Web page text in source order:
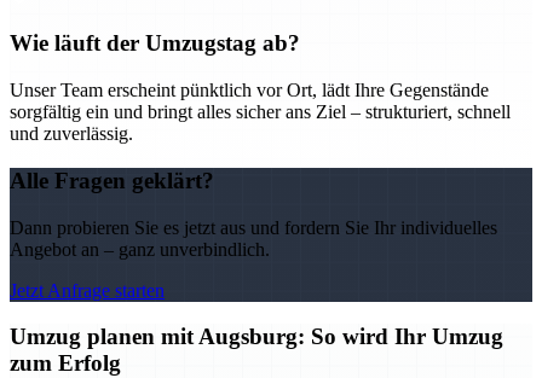
Wie läuft der Umzugstag ab?
Unser Team erscheint pünktlich vor Ort, lädt Ihre Gegenstände
sorgfältig ein und bringt alles sicher ans Ziel – strukturiert, schnell
und zuverlässig.
Alle Fragen geklärt?
Dann probieren Sie es jetzt aus und fordern Sie Ihr individuelles
Angebot an – ganz unverbindlich.
Jetzt Anfrage starten
Umzug planen mit Augsburg: So wird Ihr Umzug
zum Erfolg